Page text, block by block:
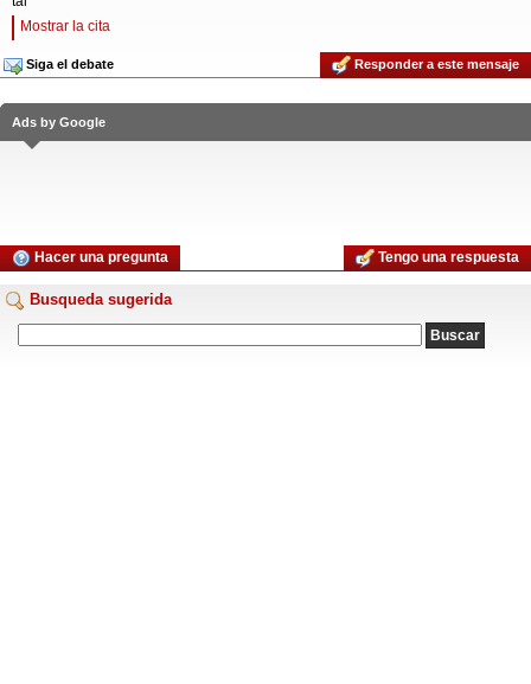
Mostrar la cita
Siga el debate Responder a este mensaje
Ads by Google
Hacer una pregunta Tengo una respuesta
Busqueda sugerida